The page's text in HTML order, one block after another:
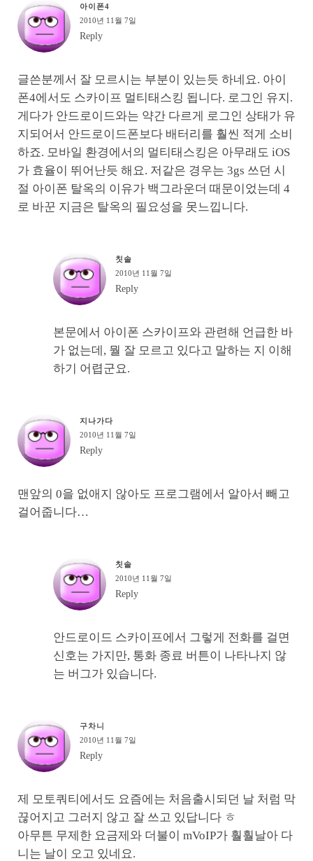
아이폰4
2010년 11월 7일
Reply
글쓴분께서 잘 모르시는 부분이 있는듯 하네요. 아이
폰4에서도 스카이프 멀티태스킹 됩니다. 로그인 유지.
게다가 안드로이드와는 약간 다르게 로그인 상태가 유
지되어서 안드로이드폰보다 배터리를 훨씬 적게 소비
하죠. 모바일 환경에서의 멀티태스킹은 아무래도 iOS
가 효율이 뛰어난듯 해요. 저같은 경우는 3gs 쓰던 시
절 아이폰 탈옥의 이유가 백그라운더 때문이었는데 4
로 바꾼 지금은 탈옥의 필요성을 못느낍니다.
칫솔
2010년 11월 7일
Reply
본문에서 아이폰 스카이프와 관련해 언급한 바
가 없는데, 뭘 잘 모르고 있다고 말하는 지 이해
하기 어렵군요.
지나가다
2010년 11월 7일
Reply
맨앞의 0을 없애지 않아도 프로그램에서 알아서 빼고
걸어줍니다…
칫솔
2010년 11월 7일
Reply
안드로이드 스카이프에서 그렇게 전화를 걸면
신호는 가지만, 통화 종료 버튼이 나타나지 않
는 버그가 있습니다.
구차니
2010년 11월 7일
Reply
제 모토쿼티에서도 요즘에는 처음출시되던 날 처럼 막
끊어지고 그러지 않고 잘 쓰고 있답니다 ㅎ
아무튼 무제한 요금제와 더불이 mVoIP가 훨훨날아 다
니는 날이 오고 있네요.